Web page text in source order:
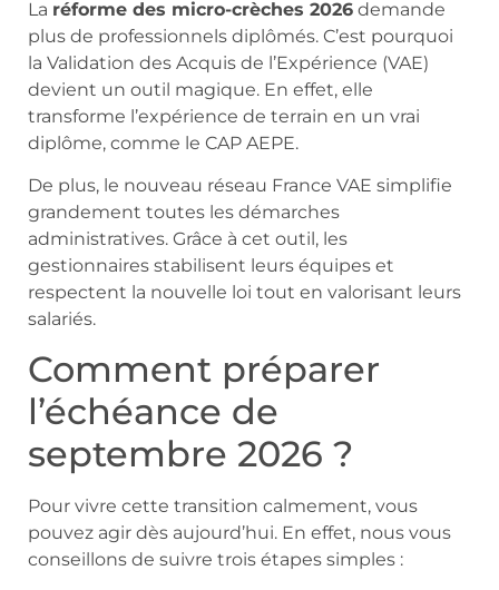
La réforme des micro-crèches 2026 demande
plus de professionnels diplômés. C’est pourquoi
la Validation des Acquis de l’Expérience (VAE)
devient un outil magique. En effet, elle
transforme l’expérience de terrain en un vrai
diplôme, comme le CAP AEPE.
De plus, le nouveau réseau France VAE simplifie
grandement toutes les démarches
administratives. Grâce à cet outil, les
gestionnaires stabilisent leurs équipes et
respectent la nouvelle loi tout en valorisant leurs
salariés.
Comment préparer
l’échéance de
septembre 2026 ?
Pour vivre cette transition calmement, vous
pouvez agir dès aujourd’hui. En effet, nous vous
conseillons de suivre trois étapes simples :